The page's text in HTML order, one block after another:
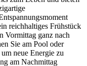
reichhaltiges Frühstück
Vormittag ganz nach
Sie am Pool oder
neue Energie zu
am Nachmittag